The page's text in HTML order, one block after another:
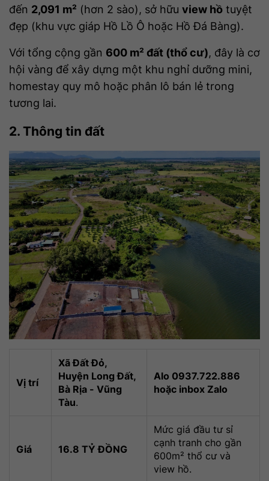
đến 2,091 m² (hơn 2 sào), sở hữu view hồ tuyệt
đẹp (khu vực giáp Hồ Lồ Ô hoặc Hồ Đá Bàng).
Với tổng cộng gần 600 m² đất (thổ cư), đây là cơ
hội vàng để xây dựng một khu nghỉ dưỡng mini,
homestay quy mô hoặc phân lô bán lẻ trong
tương lai.
2. Thông tin đất
Vị trí
Xã Đất Đỏ,
Huyện Long Đất,
Bà Rịa - Vũng
Tàu.
Alo 0937.722.886
hoặc inbox Zalo
Giá 16.8 TỶ ĐỒNG
Mức giá đầu tư sỉ
cạnh tranh cho gần
600m² thổ cư và
view hồ.